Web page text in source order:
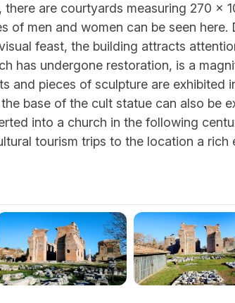
are courtyards measuring 270 x
of men and women can be seen
feast, the building attracts
has undergone restoration, is a
and pieces of sculpture are exhibited
base of the cult statue can also be
into a church in the following
tourism trips to the location a rich